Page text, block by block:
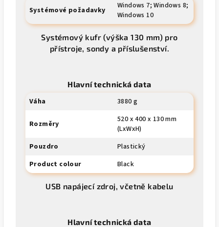
Systémové požadavky
Windows 7; Windows 8;
Windows 10
Systémový kufr (výška 130 mm) pro
přístroje, sondy a příslušenství.
Hlavní technická data
Váha 3880 g
Rozměry
520 x 400 x 130 mm
(LxWxH)
Pouzdro
Plastický
Product colour
Black
USB napájecí zdroj, včetně kabelu
Hlavní technická data